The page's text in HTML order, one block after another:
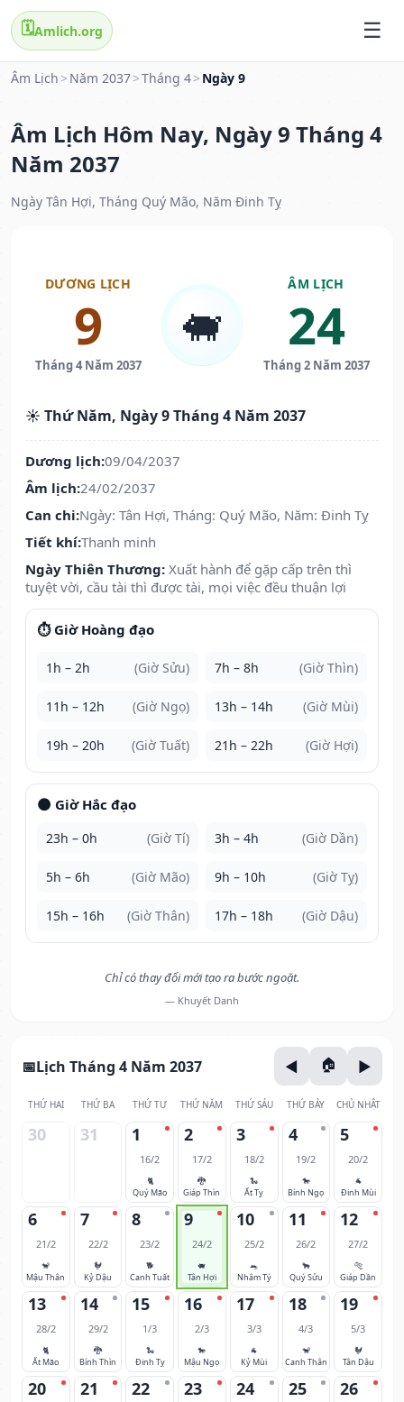
🗓️Amlich.org
Âm Lịch > Năm 2037>Tháng 4> Ngày 9
Âm Lịch Hôm Nay, Ngày 9 Tháng 4
Năm 2037
Ngày Tân Hợi, Tháng Quý Mão, Năm Đinh Tỵ
DƯƠNG LỊCH
9
Tháng 4 Năm 2037
🐖
ÂM LỊCH
24
Tháng 2 Năm 2037
☀️ Thứ Năm, Ngày 9 Tháng 4 Năm 2037
Dương lịch:09/04/2037
Âm lịch:24/02/2037
Can chi:Ngày: Tân Hợi, Tháng: Quý Mão, Năm: Đinh Tỵ
Tiết khí:Thanh minh
Ngày Thiên Thương: Xuất hành để gặp cấp trên thì
tuyệt vời, cầu tài thì được tài, mọi việc đều thuận lợi
⏱️ Giờ Hoàng đạo
1h – 2h (Giờ Sửu) 7h – 8h (Giờ Thìn)
11h – 12h (Giờ Ngọ) 13h – 14h (Giờ Mùi)
19h – 20h (Giờ Tuất) 21h – 22h (Giờ Hợi)
🌑 Giờ Hắc đạo
23h – 0h (Giờ Tí) 3h – 4h (Giờ Dần)
5h – 6h (Giờ Mão) 9h – 10h (Giờ Tỵ)
15h – 16h (Giờ Thân) 17h – 18h (Giờ Dậu)
Chỉ có thay đổi mới tạo ra bước ngoặt.
— Khuyết Danh
Lịch Tháng 4 Năm 2037
THỨ HAI THỨ BA THỨ TƯ THỨ NĂM THỨ SÁU THỨ BẢY CHỦ NHẬT
30 31 1
16/2
🐈
Quý Mão
2
17/2
🐉
Giáp Thìn
3
18/2
🐍
Ất Tỵ
4
19/2
🐎
Bính Ngọ
5
20/2
🐐
Đinh Mùi
6
21/2
🐒
Mậu Thân
7
22/2
🐓
Kỷ Dậu
8
23/2
🐕
Canh Tuất
9
24/2
🐖
Tân Hợi
10
25/2
🐀
Nhâm Tý
11
26/2
🐂
Quý Sửu
12
27/2
🐅
Giáp Dần
13
28/2
🐈
Ất Mão
14
29/2
🐉
Bính Thìn
15
1/3
🐍
Đinh Tỵ
16
2/3
🐎
Mậu Ngọ
17
3/3
🐐
Kỷ Mùi
18
4/3
🐒
Canh Thân
19
5/3
🐓
Tân Dậu
20 21 22 23 24 25 26